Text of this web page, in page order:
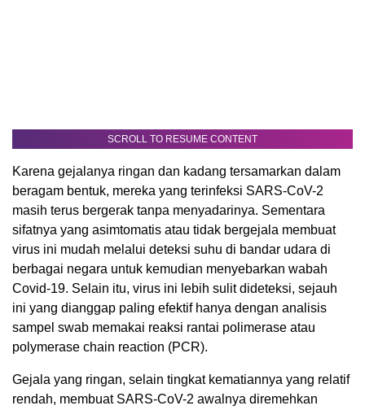
SCROLL TO RESUME CONTENT
Karena gejalanya ringan dan kadang tersamarkan dalam
beragam bentuk, mereka yang terinfeksi SARS-CoV-2
masih terus bergerak tanpa menyadarinya. Sementara
sifatnya yang asimtomatis atau tidak bergejala membuat
virus ini mudah melalui deteksi suhu di bandar udara di
berbagai negara untuk kemudian menyebarkan wabah
Covid-19. Selain itu, virus ini lebih sulit dideteksi, sejauh
ini yang dianggap paling efektif hanya dengan analisis
sampel swab memakai reaksi rantai polimerase atau
polymerase chain reaction (PCR).
Gejala yang ringan, selain tingkat kematiannya yang relatif
rendah, membuat SARS-CoV-2 awalnya diremehkan